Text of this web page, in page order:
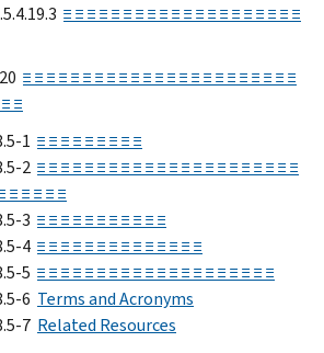
≡ ≡ ≡ ≡ ≡ ≡ ≡ ≡ ≡ ≡ ≡ ≡ ≡ ≡ ≡ ≡ ≡ ≡ ≡ ≡
≡ ≡ ≡ ≡ ≡ ≡ ≡ ≡ ≡ ≡ ≡ ≡ ≡ ≡ ≡ ≡ ≡ ≡ ≡ ≡ ≡ ≡ ≡
≡
1 ≡ ≡ ≡ ≡ ≡ ≡ ≡ ≡ ≡
2 ≡ ≡ ≡ ≡ ≡ ≡ ≡ ≡ ≡ ≡ ≡ ≡ ≡ ≡ ≡ ≡ ≡ ≡ ≡ ≡ ≡ ≡
≡ ≡ ≡ ≡ ≡
3 ≡ ≡ ≡ ≡ ≡ ≡ ≡ ≡ ≡ ≡ ≡
4 ≡ ≡ ≡ ≡ ≡ ≡ ≡ ≡ ≡ ≡ ≡ ≡ ≡ ≡
5 ≡ ≡ ≡ ≡ ≡ ≡ ≡ ≡ ≡ ≡ ≡ ≡ ≡ ≡ ≡ ≡ ≡ ≡ ≡ ≡
6 Terms and Acronyms
7 Related Resources